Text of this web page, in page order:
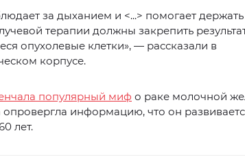
за дыханием и <...> помогает
терапии должны закрепить
опухолевые клетки», — рассказали в
корпусе.
популярный миф о раке молочной
опровергла информацию, что он
лет.